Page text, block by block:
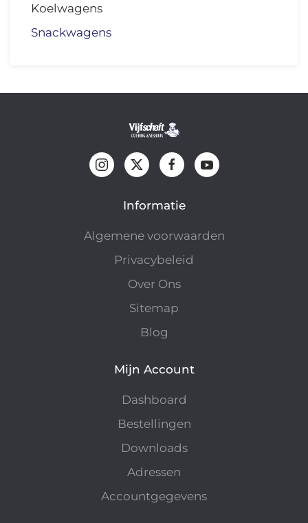
Koelwagens
Snackwagens
Informatie
Algemene voorwaarden
Privacybeleid
Over Ons
Sitemap
Blog
Mijn Account
Dashboard
Bestellingen
Downloads
Adressen
Accountgegevens